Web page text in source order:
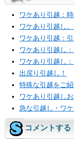
ワケあり引越：
ワケあり引越し
ワケあり引越：
ワケあり引越し
ワケあり引越し
出戻り引越し！
特殊な引越をご
ワケあり引越し
急な引越し・ワ
コメントする